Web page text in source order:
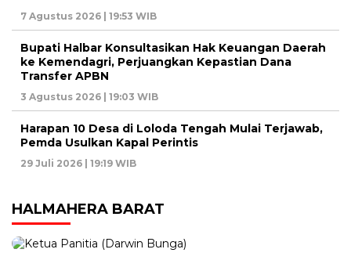
7 Agustus 2026 | 19:53 WIB
Bupati Halbar Konsultasikan Hak Keuangan Daerah
ke Kemendagri, Perjuangkan Kepastian Dana
Transfer APBN
3 Agustus 2026 | 19:03 WIB
Harapan 10 Desa di Loloda Tengah Mulai Terjawab,
Pemda Usulkan Kapal Perintis
29 Juli 2026 | 19:19 WIB
HALMAHERA BARAT